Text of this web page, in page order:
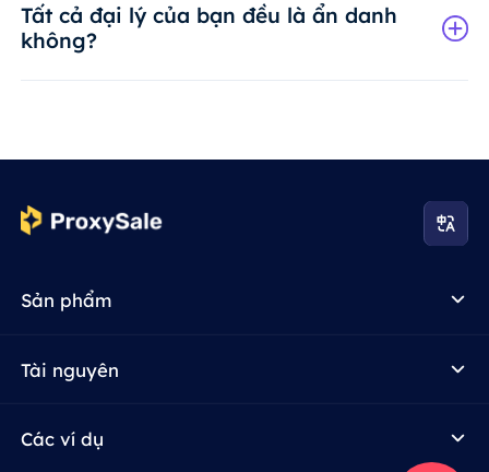
Tất cả đại lý của bạn đều là ẩn danh
không?
Sản phẩm
Tài nguyên
Các ví dụ